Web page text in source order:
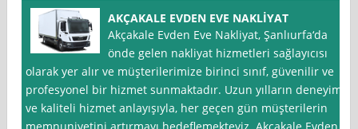
AKÇAKALE EVDEN EVE NAKLİYAT
Akçakale Evden Eve Nakliyat, Şanlıurfa‘da
önde gelen nakliyat hizmetleri sağlayıcısı
olarak yer alır ve müşterilerimize birinci sınıf, güvenilir ve
profesyonel bir hizmet sunmaktadır. Uzun yılların deneyimi
ve kaliteli hizmet anlayışıyla, her geçen gün müşterilerin